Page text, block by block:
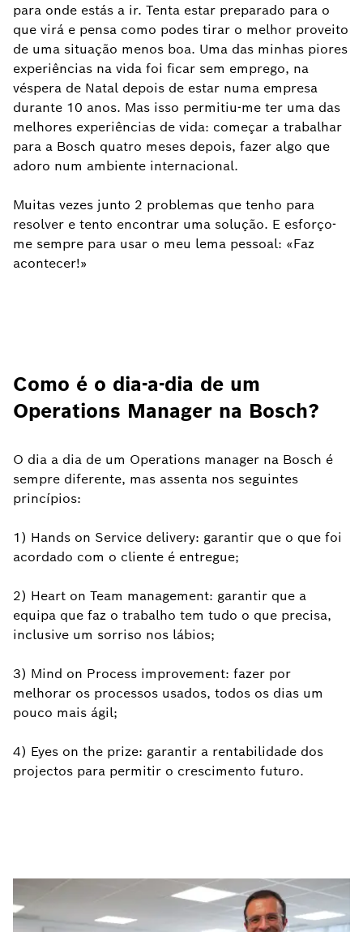
para onde estás a ir. Tenta estar preparado para o
que virá e pensa como podes tirar o melhor proveito
de uma situação menos boa. Uma das minhas piores
experiências na vida foi ficar sem emprego, na
véspera de Natal depois de estar numa empresa
durante 10 anos. Mas isso permitiu-me ter uma das
melhores experiências de vida: começar a trabalhar
para a Bosch quatro meses depois, fazer algo que
adoro num ambiente internacional.
Muitas vezes junto 2 problemas que tenho para
resolver e tento encontrar uma solução. E esforço-
me sempre para usar o meu lema pessoal: «Faz
acontecer!»
Como é o dia-a-dia de um
Operations Manager na Bosch?
O dia a dia de um Operations manager na Bosch é
sempre diferente, mas assenta nos seguintes
princípios:
1) Hands on Service delivery: garantir que o que foi
acordado com o cliente é entregue;
2) Heart on Team management: garantir que a
equipa que faz o trabalho tem tudo o que precisa,
inclusive um sorriso nos lábios;
3) Mind on Process improvement: fazer por
melhorar os processos usados, todos os dias um
pouco mais ágil;
4) Eyes on the prize: garantir a rentabilidade dos
projectos para permitir o crescimento futuro.